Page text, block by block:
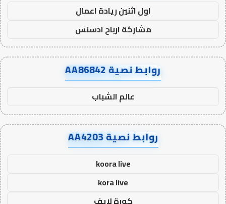
اول اثنين ريادة اعمال
مشاركة ارباح ادسنس
روابط نصية AA86842
عالم الشباب
روابط نصية AA4203
koora live
kora live